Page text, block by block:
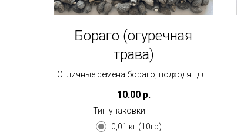
Бораго (огуречная
трава)
Отличные семена бораго, подходят для
напоминает подсолнух, но листья
матовые. Прекрасно подходит в салаты.
Посев: 4гр/бокс
10.00 р.
Тип упаковки
0,01 кг (10гр)